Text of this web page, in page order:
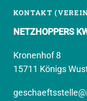
KONTAKT
NETZHOPPERS
Kronenhof 8
15711 Königs